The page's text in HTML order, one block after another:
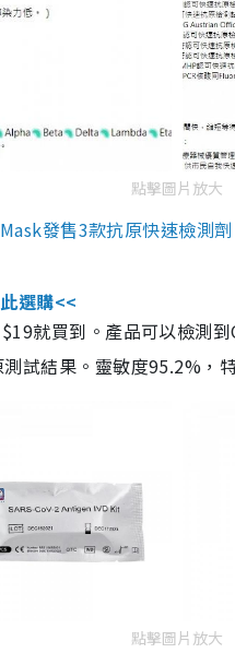
點擊圖片放大
發售3款抗原快速檢測
選購<<
就買到。產品可以檢測
試結果。靈敏度95.2%，
點擊圖片放大